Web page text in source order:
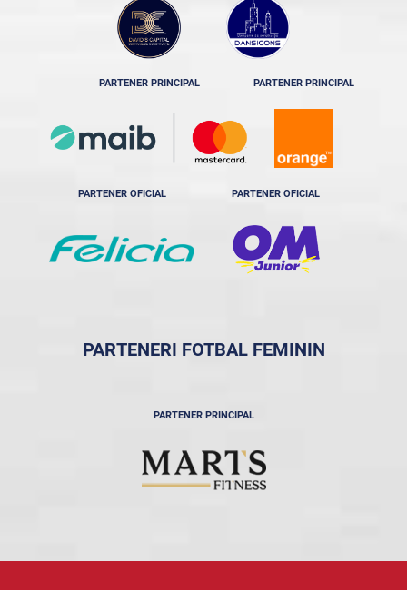
PARTENER PRINCIPAL PARTENER PRINCIPAL
PARTENER OFICIAL PARTENER OFICIAL
PARTENERI FOTBAL FEMININ
PARTENER PRINCIPAL